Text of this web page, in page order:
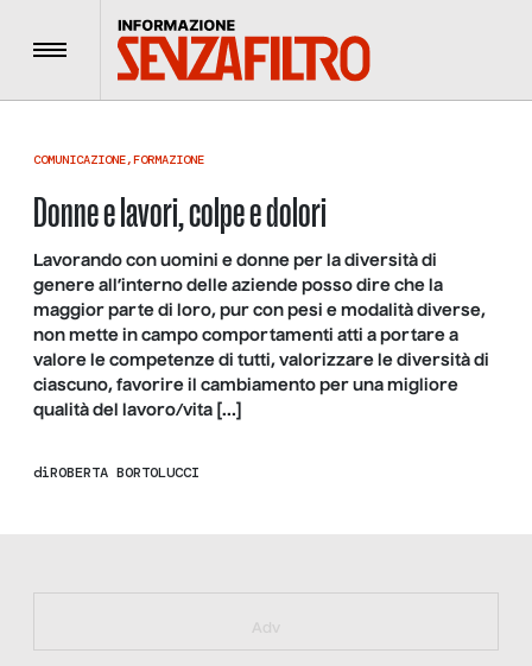
Menu
COMUNICAZIONE,FORMAZIONE
Donne e lavori, colpe e dolori
Lavorando con uomini e donne per la diversità di
genere all’interno delle aziende posso dire che la
maggior parte di loro, pur con pesi e modalità diverse,
non mette in campo comportamenti atti a portare a
valore le competenze di tutti, valorizzare le diversità di
ciascuno, favorire il cambiamento per una migliore
qualità del lavoro/vita […]
diROBERTA BORTOLUCCI
https://bit.ly/muster_aggiornamento
Adv